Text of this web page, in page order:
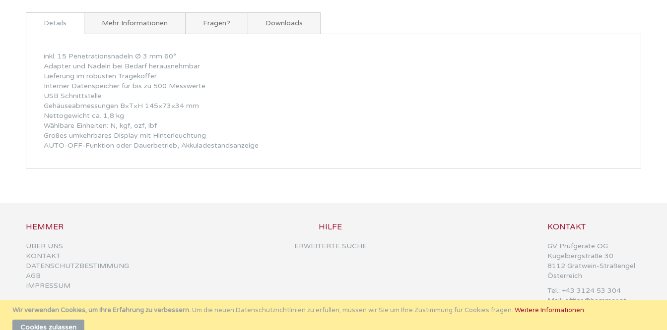
Wir verwenden Cookies, um Ihre Erfahrung zu verbessern. Um die neuen Datenschutzrichtlinien zu erfüllen, müssen wir Sie um Ihre Zustimmung für Cookies fragen. Weitere Informationen
Cookies zulassen
Anfang
Details
inkl. 15 Penetrationsnadeln Ø 3 mm 60°
Adapter und Nadeln bei Bedarf herausnehmbar
Lieferung im robusten Tragekoffer
Interner Datenspeicher für bis zu 500 Messwerte
USB Schnittstelle
Gehäuseabmessungen B×T×H 145×73×34 mm
Nettogewicht ca. 1,8 kg
Wählbare Einheiten: N, kgf, ozf, lbf
Großes umkehrbares Display mit Hinterleuchtung
AUTO-OFF-Funktion oder Dauerbetrieb, Akkuladestandsanzeige
Mehr Informationen Fragen? Downloads
HEMMER
ÜBER UNS
KONTAKT
DATENSCHUTZBESTIMMUNG
AGB
IMPRESSUM
HILFE
ERWEITERTE SUCHE
KONTAKT
GV Prüfgeräte OG
Kugelbergstraße 30
8112 Gratwein-Straßengel
Österreich
Tel.: +43 3124 53 304
Mail:office@hemmer.at